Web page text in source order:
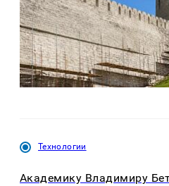
Технологии
Академику Владимиру